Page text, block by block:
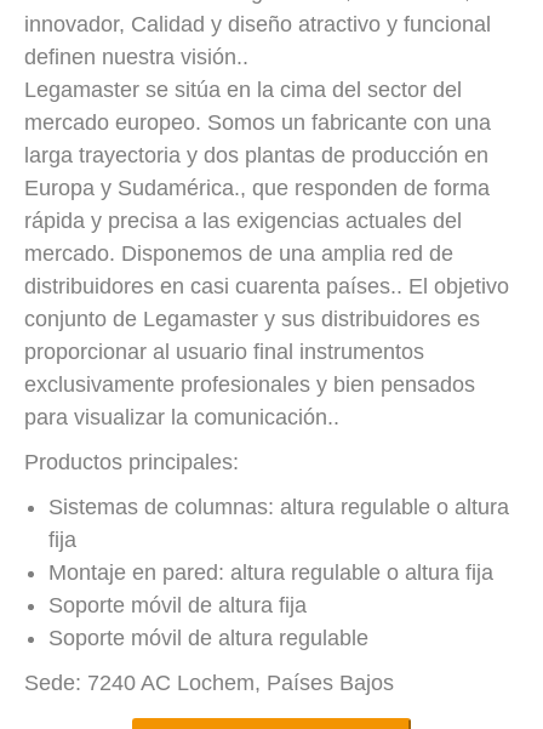
innovador, Calidad y diseño atractivo y funcional
definen nuestra visión..
Legamaster se sitúa en la cima del sector del
mercado europeo. Somos un fabricante con una
larga trayectoria y dos plantas de producción en
Europa y Sudamérica., que responden de forma
rápida y precisa a las exigencias actuales del
mercado. Disponemos de una amplia red de
distribuidores en casi cuarenta países.. El objetivo
conjunto de Legamaster y sus distribuidores es
proporcionar al usuario final instrumentos
exclusivamente profesionales y bien pensados ​​
para visualizar la comunicación..
Productos principales:
Sistemas de columnas: altura regulable o altura
fija
Montaje en pared: altura regulable o altura fija
Soporte móvil de altura fija
Soporte móvil de altura regulable
Sede: 7240 AC Lochem, Países Bajos